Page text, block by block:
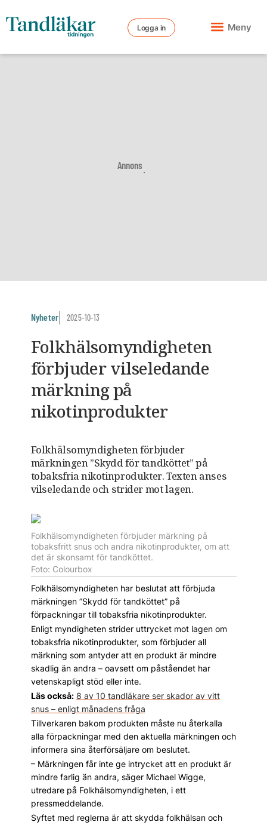
Logga in Meny
Annons
Nyheter 2025-10-13
Folkhälsomyndigheten
förbjuder vilseledande
märkning på
nikotinprodukter
Folkhälsomyndigheten förbjuder
märkningen ”Skydd för tandköttet” på
tobaksfria nikotinprodukter. Texten anses
vilseledande och strider mot lagen.
Folkhälsomyndigheten förbjuder märkning på
tobaksfritt snus och andra nikotinprodukter, om att
det är skonsamt för tandköttet.
Foto: Colourbox
Folkhälsomyndigheten har beslutat att förbjuda
märkningen ”Skydd för tandköttet” på
förpackningar till tobaksfria nikotinprodukter.
Enligt myndigheten strider uttrycket mot lagen om
tobaksfria nikotinprodukter, som förbjuder all
märkning som antyder att en produkt är mindre
skadlig än andra – oavsett om påståendet har
vetenskapligt stöd eller inte.
Läs också: 8 av 10 tandläkare ser skador av vitt
snus – enligt månadens fråga
Tillverkaren bakom produkten måste nu återkalla
alla förpackningar med den aktuella märkningen och
informera sina återförsäljare om beslutet.
– Märkningen får inte ge intrycket att en produkt är
mindre farlig än andra, säger Michael Wigge,
utredare på Folkhälsomyndigheten, i ett
pressmeddelande.
Syftet med reglerna är att skydda folkhälsan och